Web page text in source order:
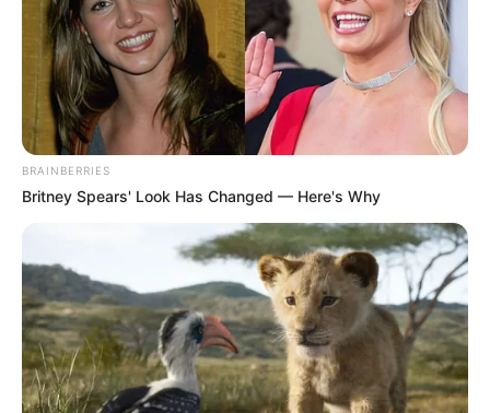
PostedFriss hírek
Futótűzként terjed a Tisza Párt
új himnusza!Néhány nap alatt
csaknem 1 millió megtekintést
ért el! A felvételt a
hozzászólásoknál láthatod.
BRAINBERRIES
Britney Spears' Look Has Changed — Here's Why